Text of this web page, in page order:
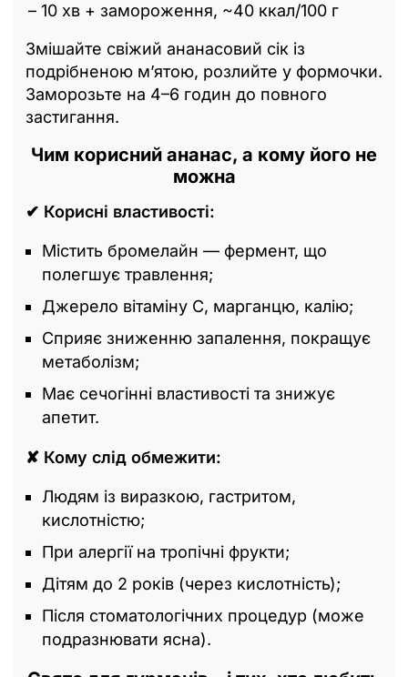
– 10 хв + замороження, ~40 ккал/100 г
Змішайте свіжий ананасовий сік із
подрібненою м’ятою, розлийте у формочки.
Заморозьте на 4–6 годин до повного
застигання.
Чим корисний ананас, а кому його не
можна
✔ Корисні властивості:
Містить бромелайн — фермент, що
полегшує травлення;
Джерело вітаміну С, марганцю, калію;
Сприяє зниженню запалення, покращує
метаболізм;
Має сечогінні властивості та знижує
апетит.
✘ Кому слід обмежити:
Людям із виразкою, гастритом,
кислотністю;
При алергії на тропічні фрукти;
Дітям до 2 років (через кислотність);
Після стоматологічних процедур (може
подразнювати ясна).